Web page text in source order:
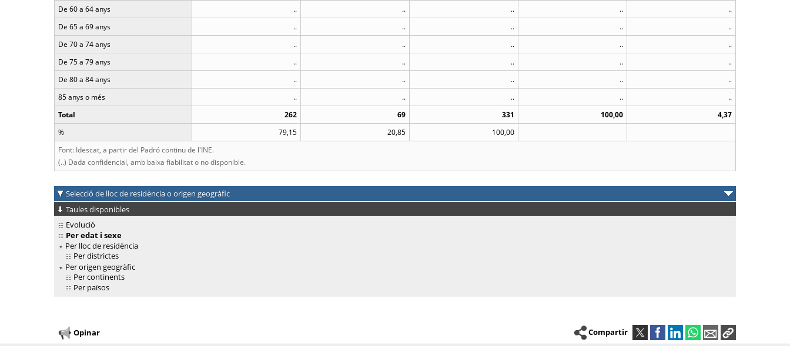
De 60 a 64 anys
.. .. .. ..
..
De 65 a 69 anys
.. .. .. ..
..
De 70 a 74 anys
.. .. .. ..
..
De 75 a 79 anys
.. .. .. ..
..
De 80 a 84 anys
.. .. .. ..
..
85 anys o més
.. .. .. ..
..
Total
262 69 331 100,00
4,37
%
79,15 20,85
100,00
Font: Idescat, a partir del Padró continu de l'INE.
(..) Dada confidencial, amb baixa fiabilitat o no disponible.
Selecció de lloc de residència o origen geogràfic
Taules disponibles
Evolució
Per edat i sexe
Per lloc de residència
Per districtes
Per origen geogràfic
Per continents
Per països
Opinar Compartir